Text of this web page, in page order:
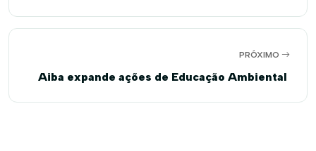
PRÓXIMO
Aiba expande ações de Educação Ambiental